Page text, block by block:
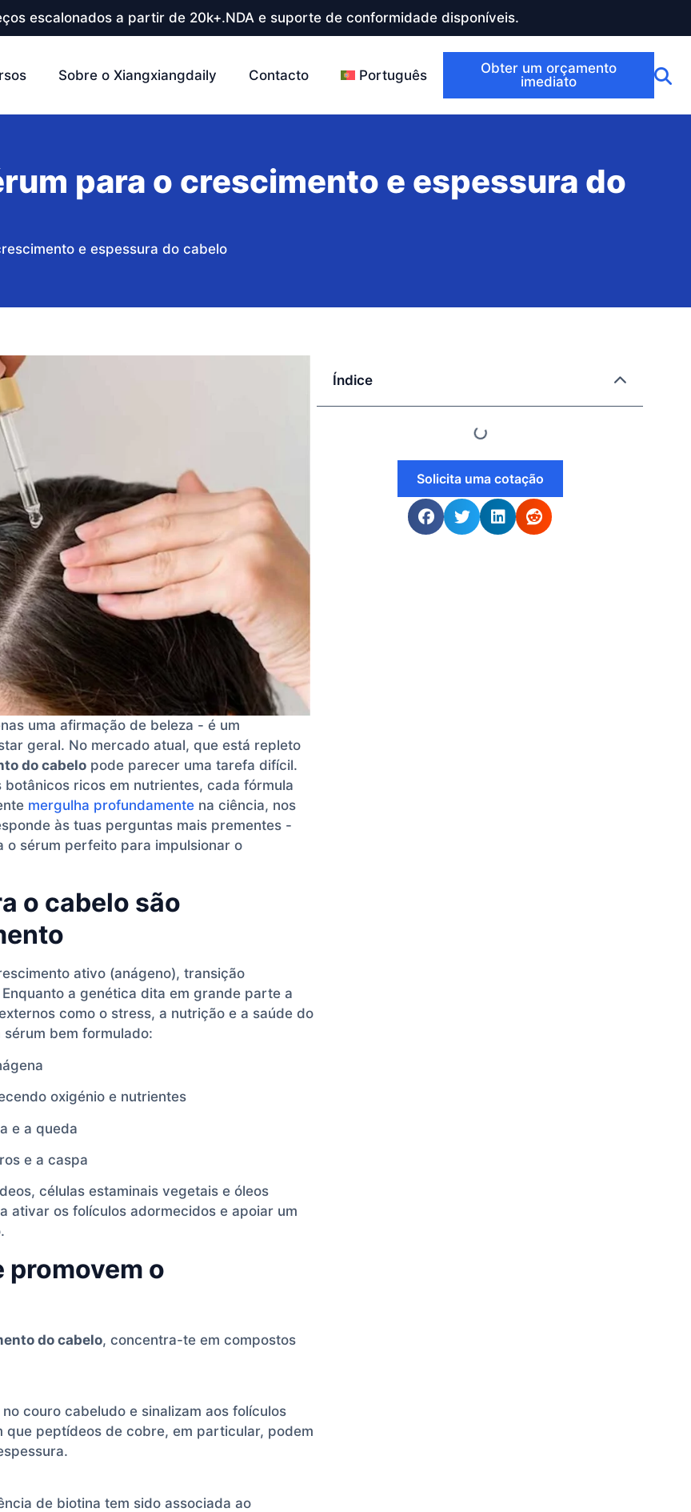
escalonados a partir de 20k+.NDA e suporte de conformidade disponíveis.
Sobre o Xiangxiangdaily Contacto Português
Obter um orçamento
imediato
para o crescimento e espessura do
e espessura do cabelo
uma afirmação de beleza - é um
geral. No mercado atual, que está repleto
do cabelo pode parecer uma tarefa difícil.
ricos em nutrientes, cada fórmula
mergulha profundamente na ciência, nos
às tuas perguntas mais prementes -
o sérum perfeito para impulsionar o
o cabelo são
ativo (anágeno), transição
a genética dita em grande parte a
como o stress, a nutrição e a saúde do
bem formulado:
oxigénio e nutrientes
e a queda
e a caspa
células estaminais vegetais e óleos
ativar os folículos adormecidos e apoiar um
o
do cabelo, concentra-te em compostos
couro cabeludo e sinalizam aos folículos
peptídeos de cobre, em particular, podem
de biotina tem sido associada ao
Índice
Solicita uma cotação